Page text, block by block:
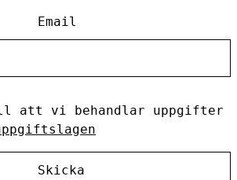
Email
att vi behandlar uppgifter
Skicka